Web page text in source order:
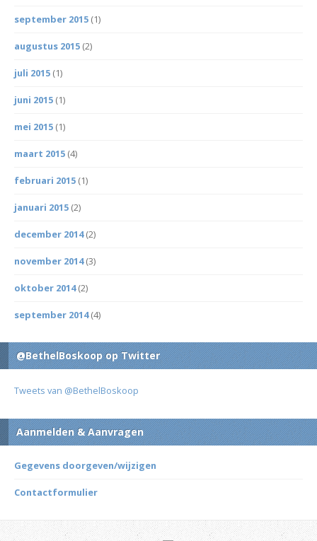
september 2015 (1)
augustus 2015 (2)
juli 2015 (1)
juni 2015 (1)
mei 2015 (1)
maart 2015 (4)
februari 2015 (1)
januari 2015 (2)
december 2014(2)
november 2014(3)
oktober 2014(2)
september 2014(4)
@BethelBoskoop op Twitter
Tweets van @BethelBoskoop
Aanmelden & Aanvragen
Gegevens doorgeven/wijzigen
Contactformulier